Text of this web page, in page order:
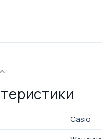
Casio